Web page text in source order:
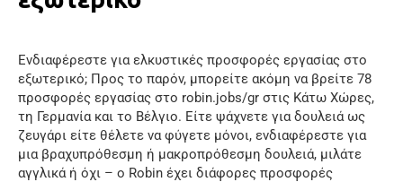
Ενδιαφέρεστε για ελκυστικές προσφορές εργασίας στο
εξωτερικό; Προς το παρόν, μπορείτε ακόμη να βρείτε 78
προσφορές εργασίας στο robin.jobs/gr στις Κάτω Χώρες,
τη Γερμανία και το Βέλγιο. Είτε ψάχνετε για δουλειά ως
ζευγάρι είτε θέλετε να φύγετε μόνοι, ενδιαφέρεστε για
μια βραχυπρόθεσμη ή μακροπρόθεσμη δουλειά, μιλάτε
αγγλικά ή όχι – ο Robin έχει διάφορες προσφορές